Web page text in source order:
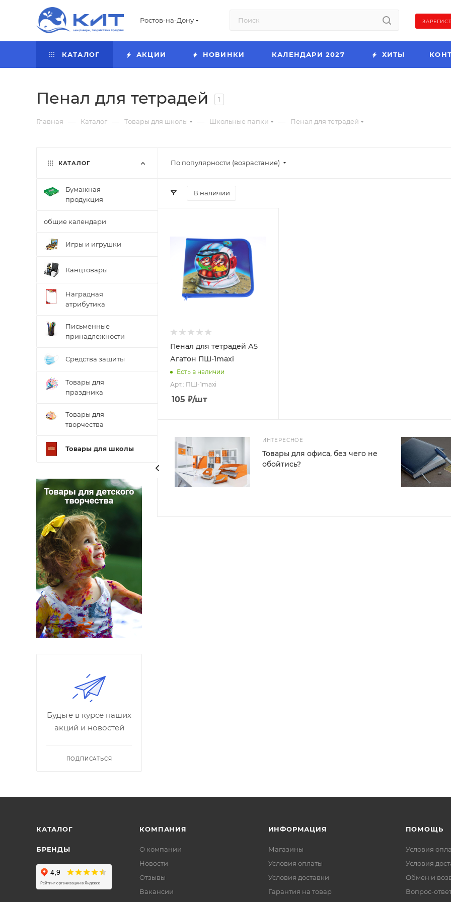
Ростов-на-Дону
КАТАЛОГ АКЦИИ НОВИНКИ КАЛЕНДАРИ 2027 ХИТЫ
Пенал для тетрадей 1
Главная — Каталог — Товары для школы — Школьные папки — Пенал для тетрадей
По популярности (возрастание)
В наличии
Пенал для тетрадей А5
Агатон ПШ-1maxi
Есть в наличии
Арт.: ПШ-1maxi
105 ₽/шт
ИНТЕРЕСНОЕ
Товары для офиса, без чего не
обойтись?
КАТАЛОГ
Бумажная
продукция
общие календари
Игры и игрушки
Канцтовары
Наградная
атрибутика
Письменные
принадлежности
Средства защиты
Товары для
праздника
Товары для
творчества
Товары для школы
Будьте в курсе наших
акций и новостей
ПОДПИСАТЬСЯ
КАТАЛОГ
БРЕНДЫ
КОМПАНИЯ
О компании
Новости
Отзывы
Вакансии
ИНФОРМАЦИЯ
Магазины
Условия оплаты
Условия доставки
Гарантия на товар
ПОМОЩЬ
Условия
Условия
Обмен и
Вопрос-